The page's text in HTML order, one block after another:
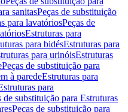
sanitasPeças de substituição
para lavatóriosPeças de
Estruturas para
para bidésEstruturas para
para urinóisEstruturas
Peças de substituição para
à paredeEstruturas para
para
de substituição para Estruturas
Peças de substituição para